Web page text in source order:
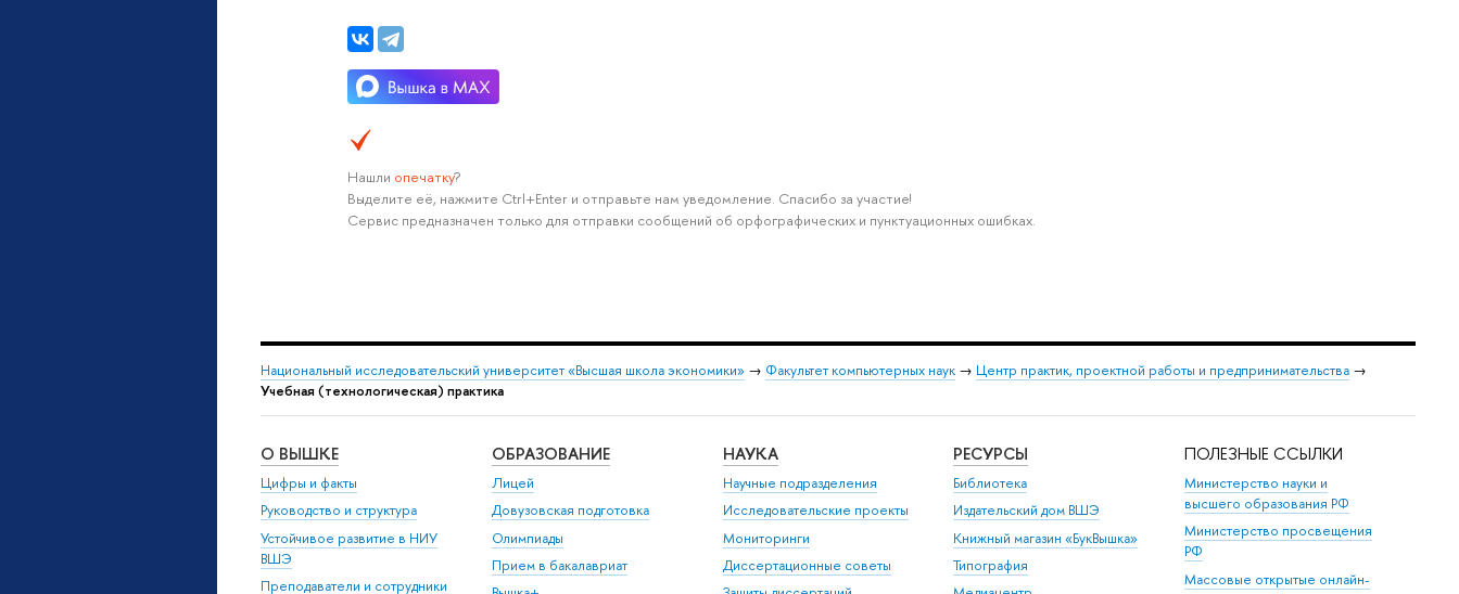
Нашли опечатку?
Выделите её, нажмите Ctrl+Enter и отправьте нам уведомление. Спасибо за участие!
Сервис предназначен только для отправки сообщений об орфографических и пунктуационных ошибках.
Национальный исследовательский университет «Высшая школа экономики» → Факультет компьютерных наук → Центр практик, проектной работы и предпринимательства →
Учебная (технологическая) практика
О ВЫШКЕ
Цифры и факты
Руководство и структура
Устойчивое развитие в НИУ
ВШЭ
Преподаватели и сотрудники
ОБРАЗОВАНИЕ
Лицей
Довузовская подготовка
Олимпиады
Прием в бакалавриат
НАУКА
Научные подразделения
Исследовательские проекты
Мониторинги
Диссертационные советы
РЕСУРСЫ
Библиотека
Издательский дом ВШЭ
Книжный магазин «БукВышка»
Типография
ПОЛЕЗНЫЕ ССЫЛКИ
Министерство науки и
высшего образования РФ
Министерство просвещения
РФ
Массовые открытые онлайн-